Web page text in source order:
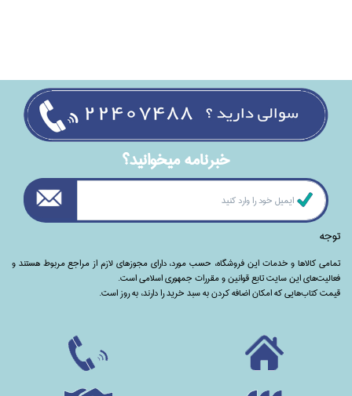
خبرنامه ميخوانيد؟
توجه
تمامی‌ کالاها و خدمات این فروشگاه، حسب مورد،‌ دارای مجوزهای لازم از مراجع مربوط هستند ‌و‌‌
فعالیت‌های این سایت تابع قوانین و مقررات جمهوری اسلامی است.
قیمت کتاب‌هایی که امکان اضافه کردن به سبد خرید را دارند،‌ به روز است.